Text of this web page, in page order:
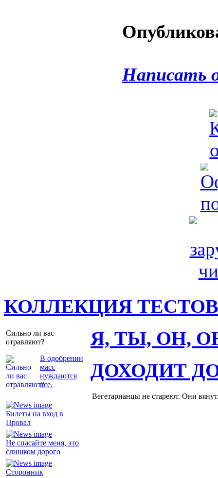
Написать
КОЛЛЕКЦИЯ ТЕСТОВ
Сильно ли вас
отравляют?
В одобрении
масс
нуждаются
все.
Я, ТЫ, ОН,
Билеты на вход в
Провал
Не спасайте меня, это
слишком дорого
Сторонник
ДОХОДИТ
Вегетарианцы не стареют. Они